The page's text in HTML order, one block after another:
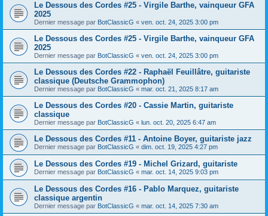
Le Dessous des Cordes #25 - Virgile Barthe, vainqueur GFA
2025
Dernier message par BotClassicG « ven. oct. 24, 2025 3:00 pm
Le Dessous des Cordes #25 - Virgile Barthe, vainqueur GFA
2025
Dernier message par BotClassicG « ven. oct. 24, 2025 3:00 pm
Le Dessous des Cordes #22 - Raphaël Feuillâtre, guitariste
classique (Deutsche Grammophon)
Dernier message par BotClassicG « mar. oct. 21, 2025 8:17 am
Le Dessous des Cordes #20 - Cassie Martin, guitariste
classique
Dernier message par BotClassicG « lun. oct. 20, 2025 6:47 am
Le Dessous des Cordes #11 - Antoine Boyer, guitariste jazz
Dernier message par BotClassicG « dim. oct. 19, 2025 4:27 pm
Le Dessous des Cordes #19 - Michel Grizard, guitariste
Dernier message par BotClassicG « mar. oct. 14, 2025 9:03 pm
Le Dessous des Cordes #16 - Pablo Marquez, guitariste
classique argentin
Dernier message par BotClassicG « mar. oct. 14, 2025 7:30 am